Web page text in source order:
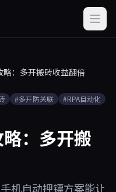
：多开搬砖收益翻倍
#多开防关联
#RPA自动化
：多开搬
机自动押镖方案能让